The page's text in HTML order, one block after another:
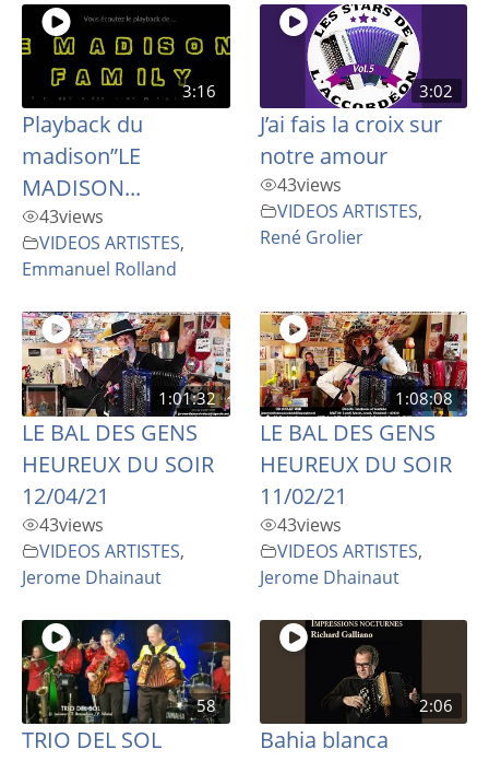
3:16
Playback du
madison”LE
MADISON...
43views
VIDEOS ARTISTES,
Emmanuel Rolland
3:02
J’ai fais la croix sur
notre amour
43views
VIDEOS ARTISTES,
René Grolier
1:01:32
LE BAL DES GENS
HEUREUX DU SOIR
12/04/21
43views
VIDEOS ARTISTES,
Jerome Dhainaut
1:08:08
LE BAL DES GENS
HEUREUX DU SOIR
11/02/21
43views
VIDEOS ARTISTES,
Jerome Dhainaut
58
TRIO DEL SOL
2:06
Bahia blanca